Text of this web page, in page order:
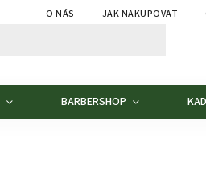
O NÁS JAK NAKUPOVAT
BARBERSHOP